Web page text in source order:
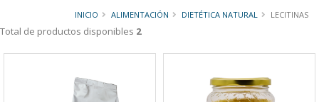
INICIO ALIMENTACIÓN DIETÉTICA NATURAL LECITINAS
Total de productos disponibles 2